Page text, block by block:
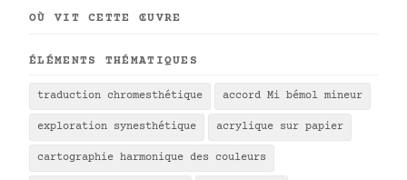
OÙ VIT CETTE ŒUVRE
ÉLÉMENTS THÉMATIQUES
traduction chromesthétique accord Mi bémol mineur
exploration synesthétique acrylique sur papier
cartographie harmonique des couleurs